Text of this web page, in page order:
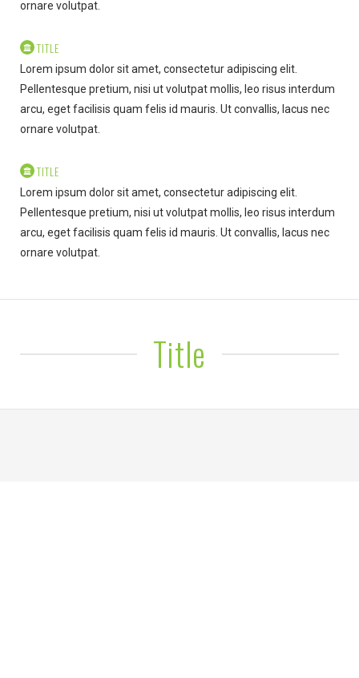
ornare volutpat.
TITLE
Lorem ipsum dolor sit amet, consectetur adipiscing elit.
Pellentesque pretium, nisi ut volutpat mollis, leo risus interdum
arcu, eget facilisis quam felis id mauris. Ut convallis, lacus nec
ornare volutpat.
TITLE
Lorem ipsum dolor sit amet, consectetur adipiscing elit.
Pellentesque pretium, nisi ut volutpat mollis, leo risus interdum
arcu, eget facilisis quam felis id mauris. Ut convallis, lacus nec
ornare volutpat.
Title